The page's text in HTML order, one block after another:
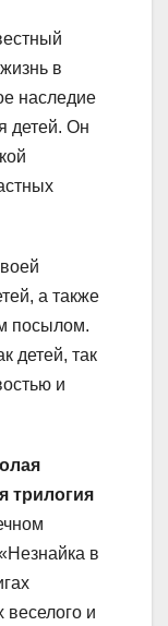
в
наследие
детей. Он
а также
посылом.
детей, так
и
трилогия
в
веселого и